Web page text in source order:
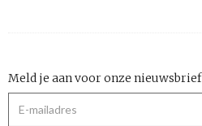
Meld je aan voor onze nieuwsbrief